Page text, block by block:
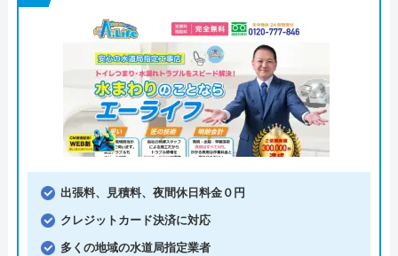
出張料、見積料、夜間休日料金０円
クレジットカード決済に対応
多くの地域の水道局指定業者